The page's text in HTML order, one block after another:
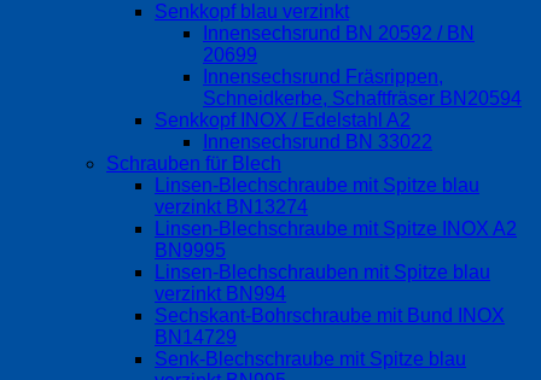
Senkkopf blau verzinkt
Innensechsrund BN 20592 / BN
20699
Innensechsrund Fräsrippen,
Schneidkerbe, Schaftfräser BN20594
Senkkopf INOX / Edelstahl A2
Innensechsrund BN 33022
Schrauben für Blech
Linsen-Blechschraube mit Spitze blau
verzinkt BN13274
Linsen-Blechschraube mit Spitze INOX A2
BN9995
Linsen-Blechschrauben mit Spitze blau
verzinkt BN994
Sechskant-Bohrschraube mit Bund INOX
BN14729
Senk-Blechschraube mit Spitze blau